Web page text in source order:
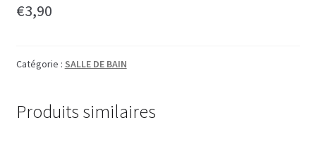
€3,90
Catégorie : SALLE DE BAIN
Produits similaires